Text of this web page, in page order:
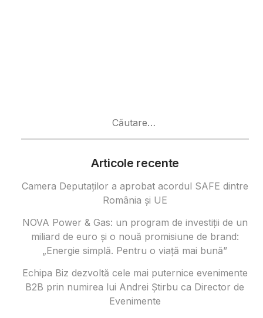
Articole recente
Camera Deputaților a aprobat acordul SAFE dintre
România și UE
NOVA Power & Gas: un program de investiții de un
miliard de euro și o nouă promisiune de brand:
„Energie simplă. Pentru o viață mai bună”
Echipa Biz dezvoltă cele mai puternice evenimente
B2B prin numirea lui Andrei Știrbu ca Director de
Evenimente